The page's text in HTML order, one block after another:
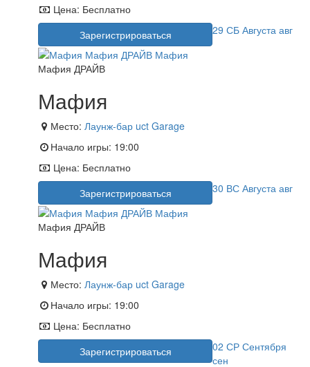
Цена: Бесплатно
Зарегистрироваться
29 СБ Августа авг
Мафия ДРАЙВ
Мафия
Место: Лаунж-бар uct Garage
Начало игры: 19:00
Цена: Бесплатно
Зарегистрироваться
30 ВС Августа авг
Мафия ДРАЙВ
Мафия
Место: Лаунж-бар uct Garage
Начало игры: 19:00
Цена: Бесплатно
Зарегистрироваться
02 СР Сентября
сен